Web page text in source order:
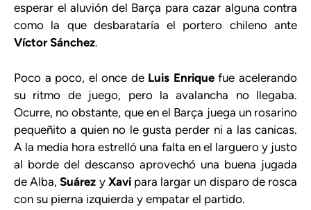
esperar el aluvión del Barça para cazar alguna contra
como la que desbarataría el portero chileno ante
Víctor Sánchez.
Poco a poco, el once de Luis Enriquefue acelerando
su ritmo de juego, pero la avalancha no llegaba.
Ocurre, no obstante, que en el Barça juega un rosarino
pequeñito a quien no le gusta perder ni a las canicas.
A la media hora estrelló una falta en el larguero y justo
al borde del descanso aprovechó una buena jugada
de Alba,Suárez y Xavipara largar un disparo de rosca
con su pierna izquierda y empatar el partido.